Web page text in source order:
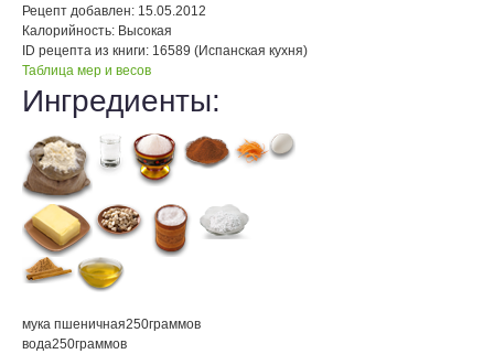
Рецепт добавлен: 15.05.2012
Калорийность: Высокая
ID рецепта из книги: 16589 (Испанская кухня)
Таблица мер и весов
Ингредиенты:
мука пшеничная250граммов
вода250граммов